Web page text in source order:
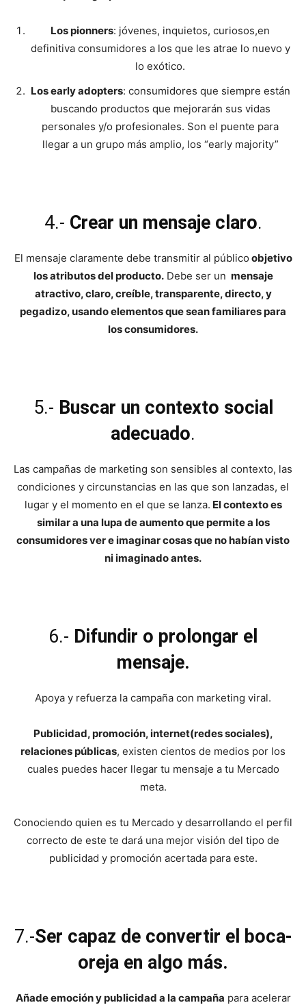
Los pionners: jóvenes, inquietos, curiosos,en
definitiva consumidores a los que les atrae lo nuevo y
lo exótico.
Los early adopters: consumidores que siempre están
buscando productos que mejorarán sus vidas
personales y/o profesionales. Son el puente para
llegar a un grupo más amplio, los “early majority”
4.- Crear un mensaje claro.
El mensaje claramente debe transmitir al público objetivo
los atributos del producto.Debe ser un mensaje
atractivo, claro, creíble, transparente, directo, y
pegadizo, usando elementos que sean familiares para
los consumidores.
5.- Buscar un contexto social
adecuado.
Las campañas de marketing son sensibles al contexto, las
condiciones y circunstancias en las que son lanzadas, el
lugar y el momento en el que se lanza. El contexto es
similar a una lupa de aumento que permite a los
consumidores ver e imaginar cosas que no habían visto
ni imaginado antes.
6.- Difundir o prolongar el
mensaje.
Apoya y refuerza la campaña con marketing viral.
Publicidad, promoción, internet(redes sociales),
relaciones públicas, existen cientos de medios por los
cuales puedes hacer llegar tu mensaje a tu Mercado
meta.
Conociendo quien es tu Mercado y desarrollando el perfil
correcto de este te dará una mejor visión del tipo de
publicidad y promoción acertada para este.
7.-Ser capaz de convertir el boca-
oreja en algo más.
Añade emoción y publicidad a la campaña para acelerar